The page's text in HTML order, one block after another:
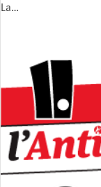
La…